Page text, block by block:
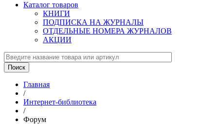
Каталог товаров
КНИГИ
ПОДПИСКА НА ЖУРНАЛЫ
ОТДЕЛЬНЫЕ НОМЕРА ЖУРНАЛОВ
АКЦИИ
Главная
/
Интернет-библиотека
/
Форум